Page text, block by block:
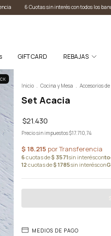
los bancos I 15% descuento por
GIFT CARD REBAJAS
Inicio Cocina y Mesa Accesorios
Set Acacia
$21.430
Precio sin impuestos$17.710,74
MEDIOS DE PAGO